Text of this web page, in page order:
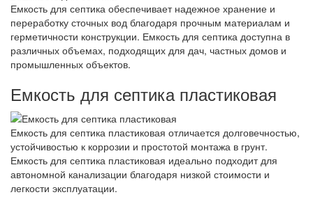
Емкость для септика обеспечивает надежное хранение и
переработку сточных вод благодаря прочным материалам и
герметичности конструкции. Емкость для септика доступна в
различных объемах, подходящих для дач, частных домов и
промышленных объектов.
Емкость для септика пластиковая
Емкость для септика пластиковая отличается долговечностью,
устойчивостью к коррозии и простотой монтажа в грунт.
Емкость для септика пластиковая идеально подходит для
автономной канализации благодаря низкой стоимости и
легкости эксплуатации.